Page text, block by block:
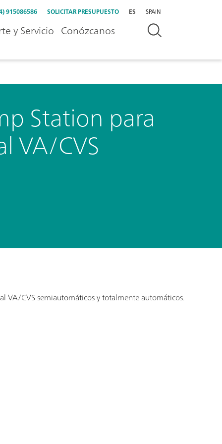
915086586 SOLICITAR PRESUPUESTO ES SPAIN
y Servicio Conózcanos
Station para
VA/CVS
VA/CVS semiautomáticos y totalmente automáticos.